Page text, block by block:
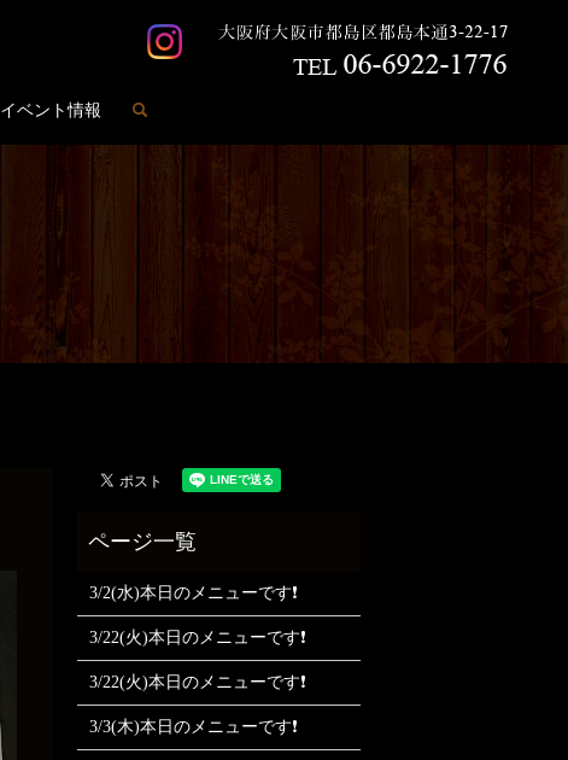
イベント情報
3/2(水)本日のメニューです❗
3/22(火)本日のメニューです❗
3/22(火)本日のメニューです❗
3/3(木)本日のメニューです❗